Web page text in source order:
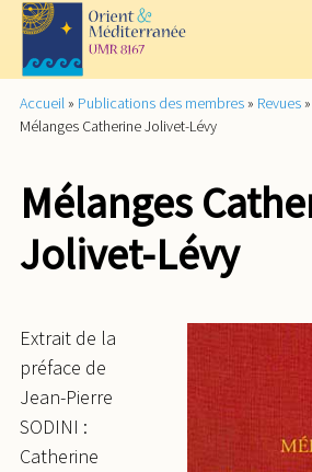
Accueil » Publications des membres » Revues »
Mélanges Catherine Jolivet-Lévy
Mélanges
Jolivet-Lévy
Extrait de la
préface de
Jean-Pierre
SODINI :
Catherine